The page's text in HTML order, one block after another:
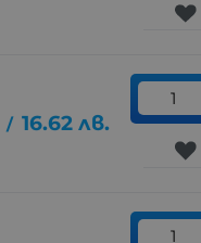
/ 16.62 лв.